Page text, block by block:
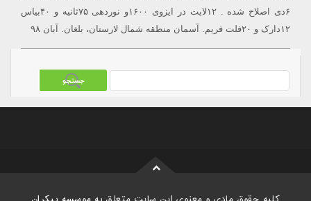
۶دی اصلاح شده . ۱۲لایت در ایزوی ۱۶۰۰و نوردهی ۷۵ثانیه و ۴۰بیاس
۱۲دارک و ۲۰فلت فریم. آسمان منطقه شمال لارستان، بلغان. آبان ۹۸